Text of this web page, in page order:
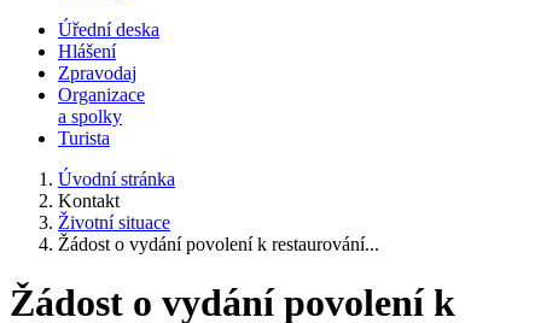
Úřední deska
Hlášení
Zpravodaj
Organizace
a spolky
Turista
Úvodní stránka
Kontakt
Životní situace
Žádost o vydání povolení k restaurování...
Žádost o vydání povolení k